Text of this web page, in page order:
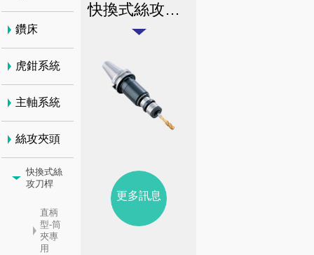
快換式絲攻刀桿 / 伸縮緩衝加長型
更多訊息
鑽床
虎鉗系統
主軸系統
絲攻夾頭
快換式絲
攻刀桿
直柄
型-筒
夾專
用